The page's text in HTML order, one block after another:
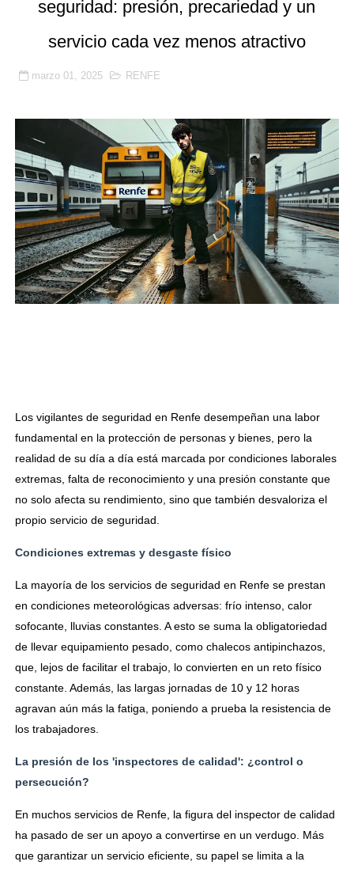
🚨 SICOR Seguridad El Corte Inglés, sancionada por
La justicia confirma la suspensión de empleo y
Benetússer refuerza con seguridad privada la
seguridad: presión, precariedad y un
servicio cada vez menos atractivo
marzo 01, 2025 RENFE
Los vigilantes de seguridad en Renfe desempeñan una labor
fundamental en la protección de personas y bienes, pero la
realidad de su día a día está marcada por condiciones laborales
extremas, falta de reconocimiento y una presión constante que
no solo afecta su rendimiento, sino que también desvaloriza el
propio servicio de seguridad.
Condiciones extremas y desgaste físico
La mayoría de los servicios de seguridad en Renfe se prestan
en condiciones meteorológicas adversas: frío intenso, calor
sofocante, lluvias constantes. A esto se suma la obligatoriedad
de llevar equipamiento pesado, como chalecos antipinchazos,
que, lejos de facilitar el trabajo, lo convierten en un reto físico
constante. Además, las largas jornadas de 10 y 12 horas
agravan aún más la fatiga, poniendo a prueba la resistencia de
los trabajadores.
La presión de los 'inspectores de calidad': ¿control o
persecución?
En muchos servicios de Renfe, la figura del inspector de calidad
ha pasado de ser un apoyo a convertirse en un verdugo. Más
que garantizar un servicio eficiente, su papel se limita a la